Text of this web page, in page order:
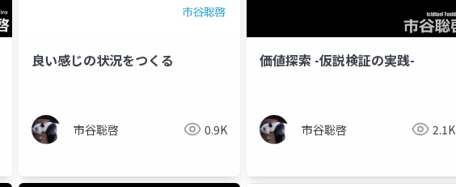
良い感じの状況をつくる
市谷聡啓 0.9K
価値探索 -仮説検証の実践-
市谷聡啓 2.1K